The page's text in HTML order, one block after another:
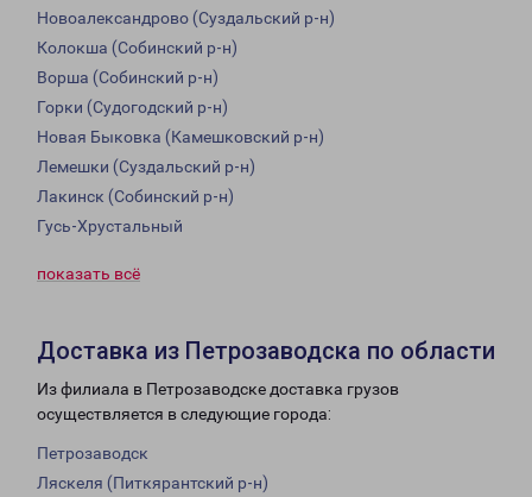
Новоалександрово (Суздальский р-н)
Колокша (Собинский р-н)
Ворша (Собинский р-н)
Горки (Судогодский р-н)
Новая Быковка (Камешковский р-н)
Лемешки (Суздальский р-н)
Лакинск (Собинский р-н)
Гусь-Хрустальный
показать всё
Доставка из Петрозаводска по области
Из филиала в Петрозаводске доставка грузов
осуществляется в следующие города:
Петрозаводск
Ляскеля (Питкярантский р-н)